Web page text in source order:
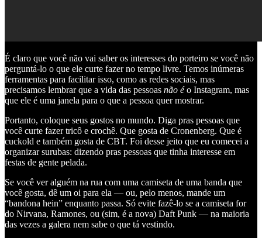
É claro que você não vai saber os interesses do porteiro se você não
perguntá-lo o que ele curte fazer no tempo livre. Temos inúmeras
ferramentas para facilitar isso, como as redes sociais, mas
precisamos lembrar que a vida das pessoas não éo Instagram, mas
que ele é uma janela para o que a pessoa quer mostrar.
Portanto, coloque seus gostos no mundo. Diga pras pessoas que
você curte fazer tricô e crochê. Que gosta de Cronenberg. Que é
cuckold e também gosta de CBT. Foi desse jeito que eu comecei a
organizar surubas: dizendo pras pessoas que tinha interesse em
festas de gente pelada.
Se você ver alguém na rua com uma camiseta de uma banda que
você gosta, dê um oi para ela — ou, pelo menos, mande um
“bandona hein” enquanto passa. Só evite fazê-lo se a camiseta for
do Nirvana, Ramones, ou (sim, é a nova) Daft Punk — na maioria
das vezes a galera nem sabe o que tá vestindo.